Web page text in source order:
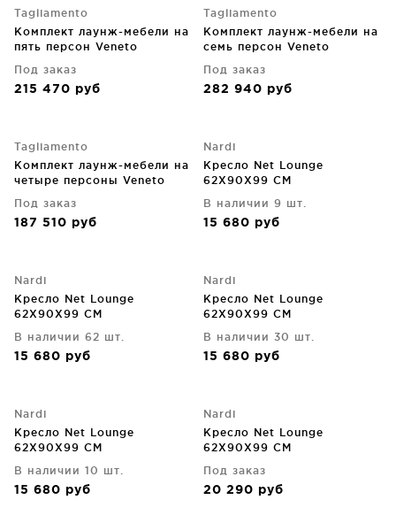
Tagliamento
Комплект лаунж-мебели на
пять персон Veneto
Под заказ
215 470 руб
Tagliamento
Комплект лаунж-мебели на
семь персон Veneto
Под заказ
282 940 руб
Tagliamento
Комплект лаунж-мебели на
четыре персоны Veneto
Под заказ
187 510 руб
Nardi
Кресло Net Lounge
62X90X99 CM
В наличии 9 шт.
15 680 руб
Nardi
Кресло Net Lounge
62X90X99 CM
В наличии 62 шт.
15 680 руб
Nardi
Кресло Net Lounge
62X90X99 CM
В наличии 30 шт.
15 680 руб
Nardi
Кресло Net Lounge
62X90X99 CM
В наличии 10 шт.
15 680 руб
Nardi
Кресло Net Lounge
62X90X99 CM
Под заказ
20 290 руб